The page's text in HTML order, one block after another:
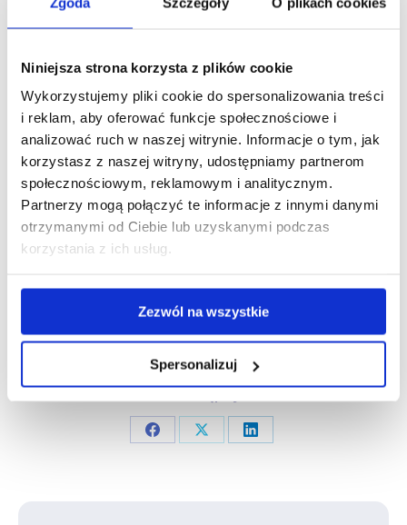
Niniejsza strona korzysta z plików cookie
Wykorzystujemy pliki cookie do spersonalizowania treści
i reklam, aby oferować funkcje społecznościowe i
analizować ruch w naszej witrynie. Informacje o tym, jak
korzystasz z naszej witryny, udostępniamy partnerom
społecznościowym, reklamowym i analitycznym.
Partnerzy mogą połączyć te informacje z innymi danymi
otrzymanymi od Ciebie lub uzyskanymi podczas
korzystania z ich usług.
Zezwól na wszystkie
Spersonalizuj
działań naszych pracowników w myśl nowych
Zapraszamy również do przetestowania, całkowicie
za darmo przez okres 14 dni, oprogramowania
Tachospeed Expert – oprogramowania do ewidencji
i rozliczania czasu pracy kierowców
Pobierz Tachospeed Expert
Autor:
Sebastian Słaby
Ekspert branży transportowej
Share Share Share